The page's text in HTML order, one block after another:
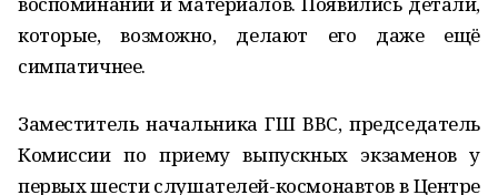
которые, возможно, делают его даже ещё
симпатичнее.
Заместитель начальника ГШ ВВС, председатель
Комиссии по приему выпускных экзаменов у
первых шести слушателей-космонавтов в Центре